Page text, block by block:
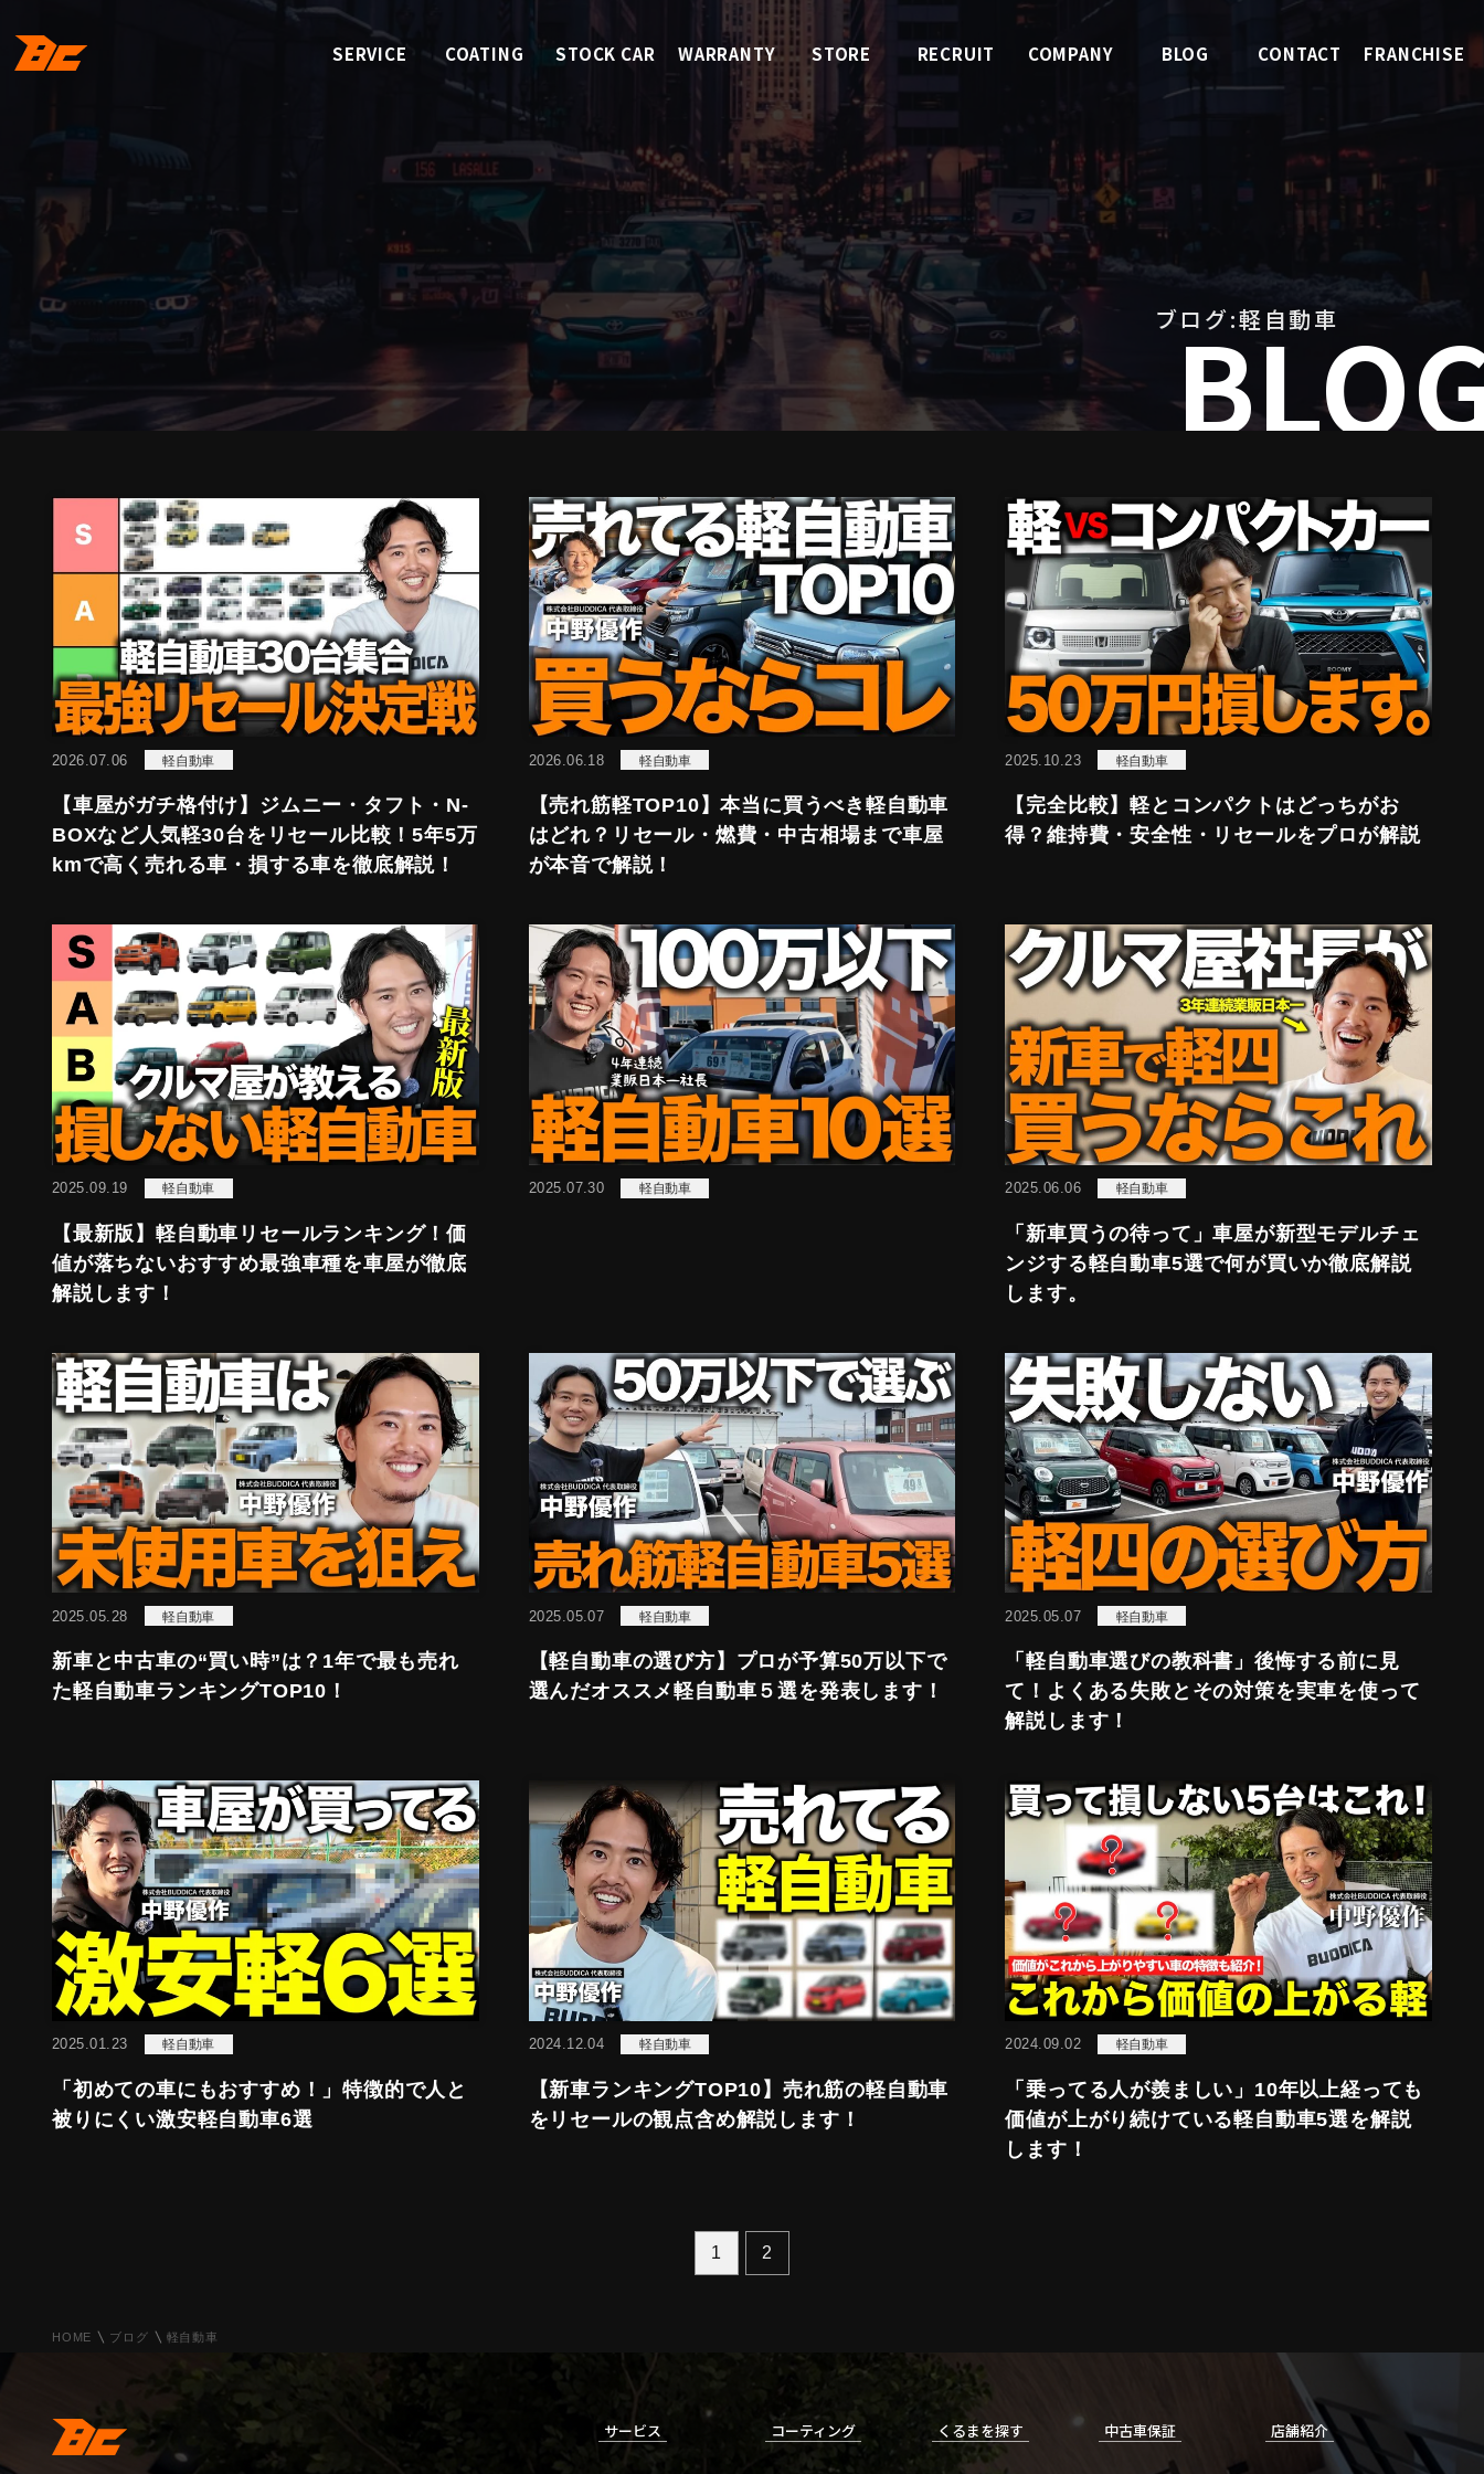
SERVICE
COATING
コーティング
STOCK CAR
WARRANTY
中古車保証
STORE
店舗紹介
RECRUIT
COMPANY
BLOG
ブログ
CONTACT
お問合せ
FRANCHISE
ブログ:軽自動車
2026.07.06 軽自動車
【車屋がガチ格付け】ジムニー・タフト・N-
BOXなど人気軽30台をリセール比較！5年5万
kmで高く売れる車・損する車を徹底解説！
2026.06.18 軽自動車
【売れ筋軽TOP10】本当に買うべき軽自動車
はどれ？リセール・燃費・中古相場まで車屋
が本音で解説！
2025.10.23 軽自動車
【完全比較】軽とコンパクトはどっちがお
得？維持費・安全性・リセールをプロが解説
2025.09.19 軽自動車
【最新版】軽自動車リセールランキング！価
値が落ちないおすすめ最強車種を車屋が徹底
解説します！
2025.07.30 軽自動車 2025.06.06 軽自動車
「新車買うの待って」車屋が新型モデルチェ
ンジする軽自動車5選で何が買いか徹底解説
します。
2025.05.28 軽自動車
新車と中古車の“買い時”は？1年で最も売れ
た軽自動車ランキングTOP10！
2025.05.07 軽自動車
【軽自動車の選び方】プロが予算50万以下で
選んだオススメ軽自動車５選を発表します！
2025.05.07 軽自動車
「軽自動車選びの教科書」後悔する前に見
て！よくある失敗とその対策を実車を使って
解説します！
2025.01.23 軽自動車
「初めての車にもおすすめ！」特徴的で人と
被りにくい激安軽自動車6選
2024.12.04 軽自動車
【新車ランキングTOP10】売れ筋の軽自動車
をリセールの観点含め解説します！
2024.09.02 軽自動車
「乗ってる人が羨ましい」10年以上経っても
価値が上がり続けている軽自動車5選を解説
します！
1 2
HOME ブログ 軽自動車
サービス コーティング くるまを探す 中古車保証 店舗紹介